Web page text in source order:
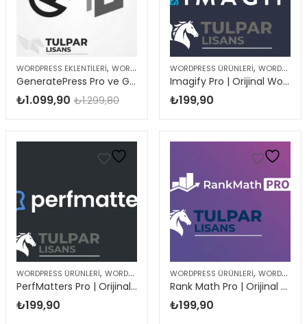
WORDPRESS EKLENTILERI, WORDPRESS TEMALARI ,WORDPRESS ÜRÜNLERI
GeneratePress Pro ve GenerateBlocks Pro – Avantaj Paketi
₺1.099,90 ₺1.299,80
WORDPRESS ÜRÜNLERI, WORDPRESS EKLENTILERI
Imagify Pro | Orijinal WordPress Eklentisi
₺199,90
WORDPRESS ÜRÜNLERI, WORDPRESS EKLENTILERI
PerfMatters Pro | Orijinal WordPress Eklentisi
₺199,90
WORDPRESS ÜRÜNLERI, WORDPRESS EKLENTILERI
Rank Math Pro | Orijinal WordPress Eklentisi
₺199,90